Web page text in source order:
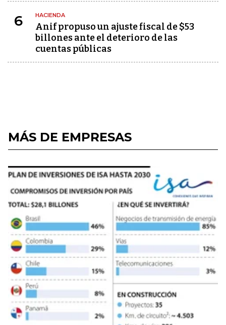
6 HACIENDA
Anif propuso un ajuste fiscal de $53
billones ante el deterioro de las
cuentas públicas
MÁS DE EMPRESAS